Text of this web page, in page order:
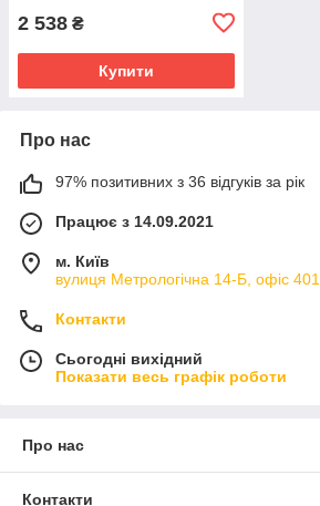
2 538 ₴
Купити
Про нас
97% позитивних з 36 відгуків за рік
Працює з 14.09.2021
м. Київ
вулиця Метрологічна 14-Б, офіс
Контакти
Сьогодні вихідний
Показати весь графік роботи
Про нас
Контакти